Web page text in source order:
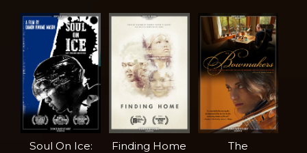
Soul On Ice:
Finding Home
The